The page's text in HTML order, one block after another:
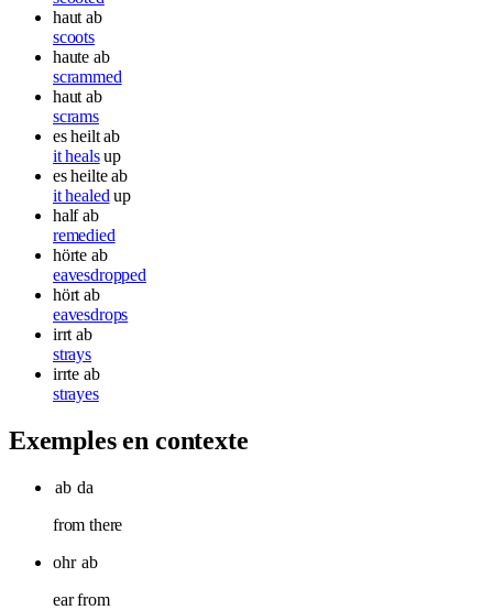
haut ab
scoots
haute ab
scrammed
haut ab
scrams
es heilt ab
it heals up
es heilte ab
it healed up
half ab
remedied
hörte ab
eavesdropped
hört ab
eavesdrops
irrt ab
strays
irrte ab
strayes
Exemples en contexte
ab da
from there
ohr ab
ear from